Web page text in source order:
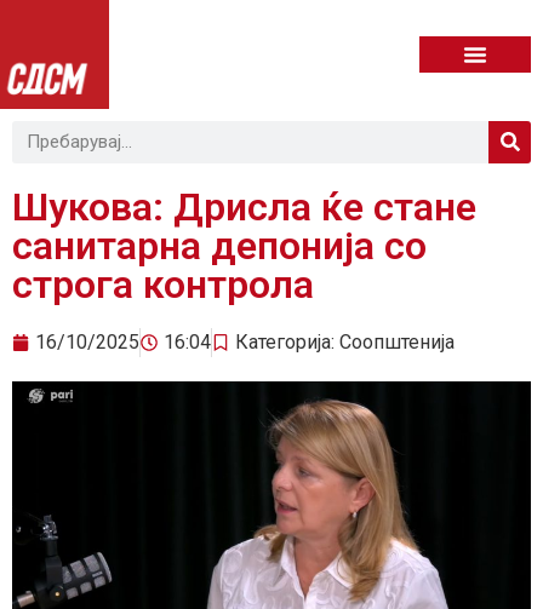
Шукова: Дрисла ќе стане
санитарна депонија со
строга контрола
16/10/2025 16:04 Категорија: Соопштенија